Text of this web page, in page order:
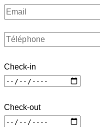
Check-in
Check-out